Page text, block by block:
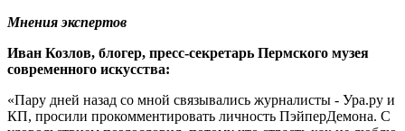
Мнения экспертов
Иван Козлов, блогер, пресс-секретарь Пермского музея
современного искусства:
«Пару дней назад со мной связывались журналисты - Ура.ру и
КП, просили прокомментировать личность ПэйперДемона. С